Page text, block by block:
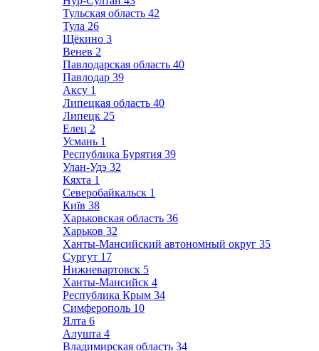
Тульская область 42
Тула 26
Щёкино 3
Венев 2
Павлодарская область 40
Павлодар 39
Аксу 1
Липецкая область 40
Липецк 25
Елец 2
Усмань 1
Республика Бурятия 39
Улан-Удэ 32
Кяхта 1
Северобайкальск 1
Київ 38
Харьковская область 36
Харьков 32
Ханты-Мансийский автономный округ 35
Сургут 17
Нижневартовск 5
Ханты-Мансийск 4
Республика Крым 34
Симферополь 10
Ялта 6
Алушта 4
Владимирская область 34